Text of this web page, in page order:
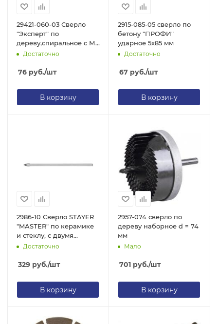
29421-060-03 Сверло
"Эксперт" по
дереву,спиральное с М-
образ.заточкой,
х60 мм
Достаточно
76 руб./шт
В корзину
2915-085-05 сверло по
бетону "ПРОФИ"
ударное 5х85 мм
Достаточно
67 руб./шт
В корзину
2986-10 Сверло STAYER
"MASTER" по керамике
и стеклу, с двумя
режущими лезвиями,
Достаточно
329 руб./шт
В корзину
2957-074 сверло по
дереву наборное d = 74
мм
Мало
701 руб./шт
В корзину